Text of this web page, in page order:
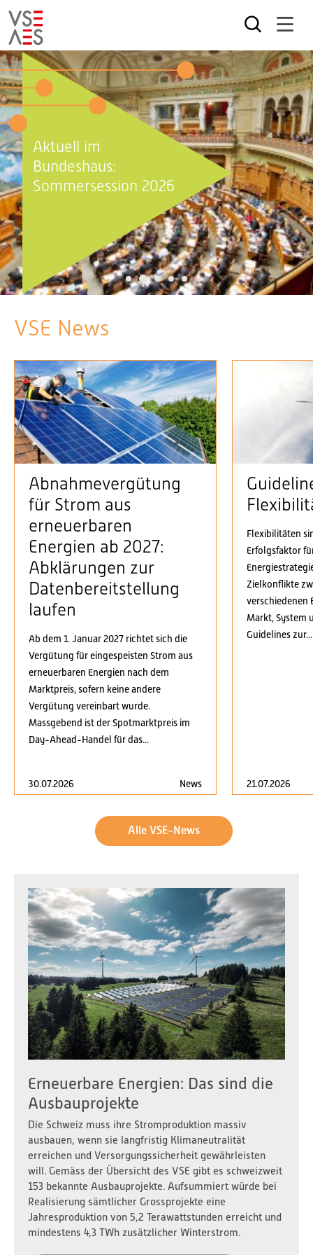
Direkt
zum
Inhalt
Aktuell im
Bundeshaus:
Sommersession 2026
1 2 3 4 5
VSE News
Abnahmevergütung
für Strom aus
erneuerbaren
Energien ab 2027:
Abklärungen zur
Datenbereitstellung
laufen
Ab dem 1. Januar 2027 richtet sich die
Vergütung für eingespeisten Strom aus
erneuerbaren Energien nach dem
Marktpreis, sofern keine andere
Vergütung vereinbart wurde.
Massgebend ist der Spotmarktpreis im
Day-Ahead-Handel für das...
30.07.2026 News
Flexibilitäten
Erfolgsfaktor
Zielkonflikte
verschiedenen
Markt, System
Guidelines zur...
21.07.2026
Alle VSE-News
Erneuerbare Energien: Das sind die
Ausbauprojekte
Die Schweiz muss ihre Stromproduktion massiv
ausbauen, wenn sie langfristig Klimaneutralität
erreichen und Versorgungssicherheit gewährleisten
will. Gemäss der Übersicht des VSE gibt es schweizweit
153 bekannte Ausbauprojekte. Aufsummiert würde bei
Realisierung sämtlicher Grossprojekte eine
Jahresproduktion von 5,2 Terawattstunden erreicht und
mindestens 4,3 TWh zusätzlicher Winterstrom.